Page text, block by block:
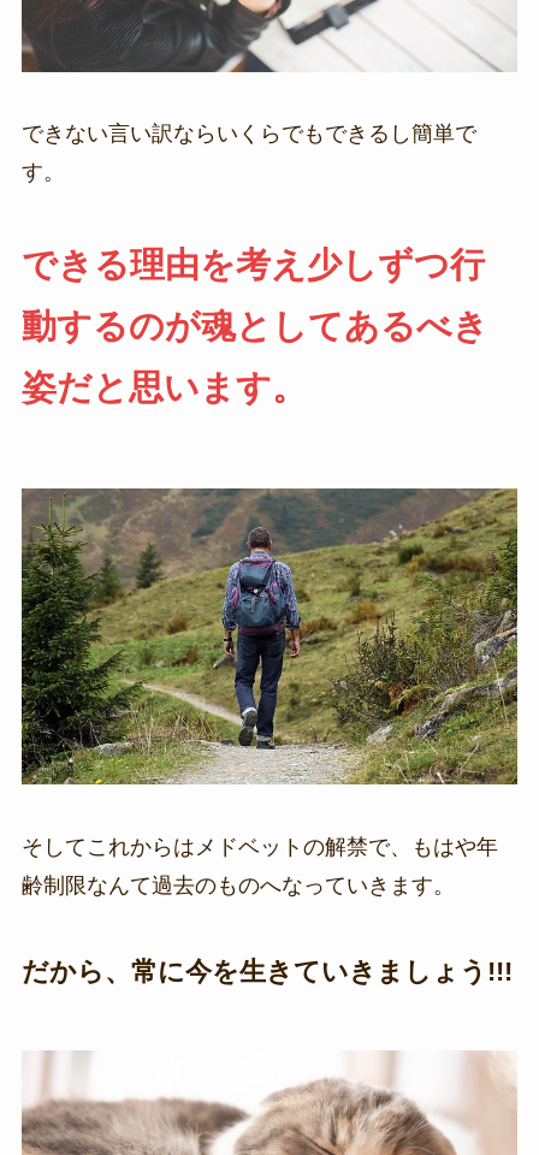
できない言い訳ならいくらでもできるし簡単で
す。
できる理由を考え少しずつ行
動するのが魂としてあるべき
姿だと思います。
そしてこれからはメドベットの解禁で、もはや年
齢制限なんて過去のものへなっていきます。
だから、常に今を生きていきましょう!!!